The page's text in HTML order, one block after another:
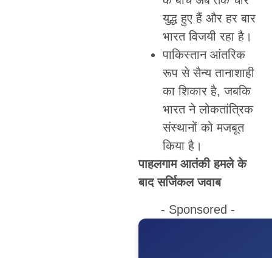
युद्ध हुए हैं और हर बार
भारत विजयी रहा है।
पाकिस्तान आंतरिक
रूप से सैन्य तानाशाही
का शिकार है, जबकि
भारत ने लोकतांत्रिक
संस्थानों को मजबूत
किया है।
पाहलगाम आतंकी हमले के
बाद सर्जिकल जवाब
- Sponsored -